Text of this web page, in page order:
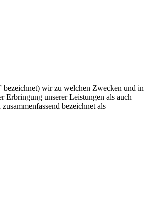
bezeichnet) wir zu welchen Zwecken und in
Erbringung unserer Leistungen als auch
bezeichnet als